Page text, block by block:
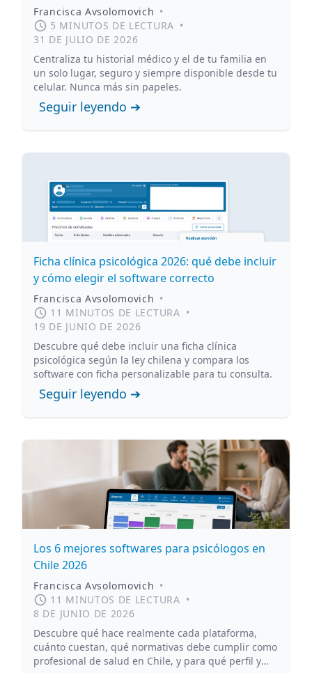
Francisca Avsolomovich •
5 MINUTOS DE LECTURA •
31 DE JULIO DE 2026
Centraliza tu historial médico y el de tu familia en
un solo lugar, seguro y siempre disponible desde tu
celular. Nunca más sin papeles.
Seguir leyendo ➔
Ficha clínica psicológica 2026: qué debe incluir
y cómo elegir el software correcto
Francisca Avsolomovich •
11 MINUTOS DE LECTURA •
19 DE JUNIO DE 2026
Descubre qué debe incluir una ficha clínica
psicológica según la ley chilena y compara los
software con ficha personalizable para tu consulta.
Seguir leyendo ➔
Los 6 mejores softwares para psicólogos en
Chile 2026
Francisca Avsolomovich •
11 MINUTOS DE LECTURA •
8 DE JUNIO DE 2026
Descubre qué hace realmente cada plataforma,
cuánto cuestan, qué normativas debe cumplir como
profesional de salud en Chile, y para qué perfil y